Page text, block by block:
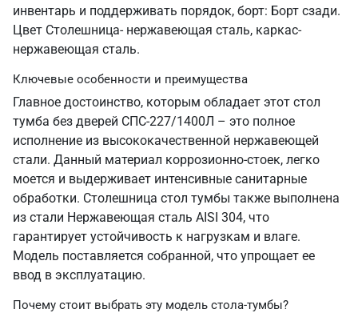
инвентарь и поддерживать порядок, борт: Борт сзади.
Цвет Столешница- нержавеющая сталь, каркас-
нержавеющая сталь.
Ключевые особенности и преимущества
Главное достоинство, которым обладает этот стол
тумба без дверей СПС-227/1400Л – это полное
исполнение из высококачественной нержавеющей
стали. Данный материал коррозионно-стоек, легко
моется и выдерживает интенсивные санитарные
обработки. Столешница стол тумбы также выполнена
из стали Нержавеющая сталь AISI 304, что
гарантирует устойчивость к нагрузкам и влаге.
Модель поставляется собранной, что упрощает ее
ввод в эксплуатацию.
Почему стоит выбрать эту модель стола-тумбы?